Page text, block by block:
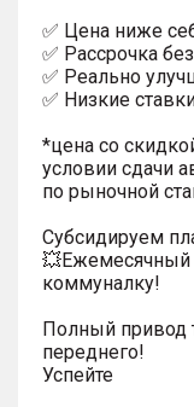
✅ Цена ниже
✅ Рассрочка
✅ Реально
✅ Низкие
*цена со
условии сдачи
по рыночной
Субсидируем
💥Ежемесячный
коммуналку!
Полный привод
переднего!
Успейте